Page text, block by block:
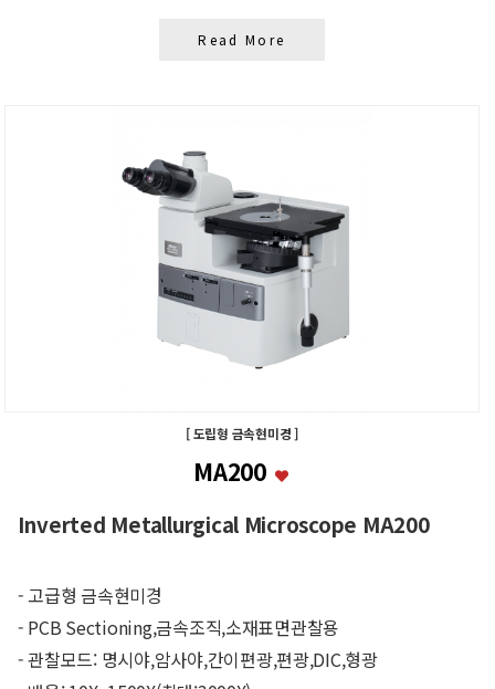
Read More
[ 도립형 금속현미경 ]
MA200
Inverted Metallurgical Microscope MA200
- 고급형 금속현미경
- PCB Sectioning,금속조직,소재표면관찰용
- 관찰모드: 명시야,암사야,간이편광,편광,DIC,형광